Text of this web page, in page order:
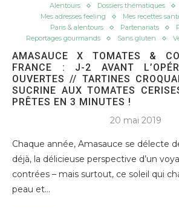
Alentours Dossiers thématiques
Mes adresses feeling
Mes recettes
Paris & alentours
Partenariats
Reportages gourmands
Sans gluten
AMASAUCE X TOMATES &
FRANCE : J-2 AVANT
OUVERTES // TARTINES
SUCRINE AUX TOMATES
PRÊTES EN 3 MINUTES !
20 mai 2019
Chaque année, Amasauce se délecte
déjà, la délicieuse perspective d’un
contrées – mais surtout, ce soleil qui
peau et…